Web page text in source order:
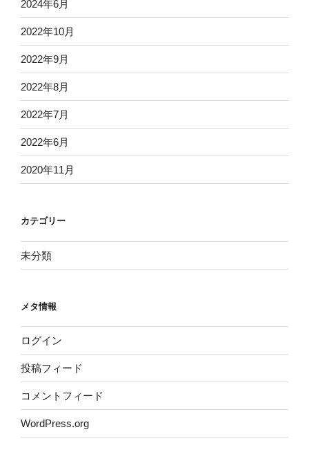
2024年6月
2022年10月
2022年9月
2022年8月
2022年7月
2022年6月
2020年11月
カテゴリー
未分類
メタ情報
ログイン
投稿フィード
コメントフィード
WordPress.org